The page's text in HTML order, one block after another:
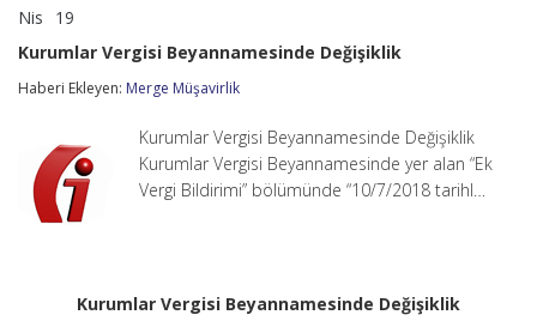
Nis 19
Beyannamesinde
Değişiklik
için
Kurumlar Vergisi Beyannamesinde Değişiklik
Haberi Ekleyen: Merge Müşavirlik
Kurumlar Vergisi Beyannamesinde Değişiklik
Kurumlar Vergisi Beyannamesinde yer alan “Ek
Vergi Bildirimi” bölümünde “10/7/2018 tarihl…
Kurumlar Vergisi Beyannamesinde Değişiklik